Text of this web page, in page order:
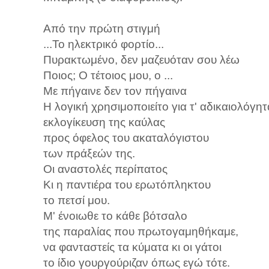
Από την πρώτη στιγμή
...Το ηλεκτρικό φορτίο...
Πυρακτωμένο, δεν μαζευόταν σου λέω
Ποιος; Ο τέτοιος μου, ο ...
Με πήγαινε δεν τον πήγαινα
Η λογική χρησιμοποιείτο για τ'
εκλογίκευση της καύλας
προς όφελος του ακαταλόγιστου
των πράξεών της.
Οι αναστολές περίπατος
Κι η παντιέρα του ερωτόπληκτου
το πετσί μου.
Μ' ένοιωθε το κάθε βότσαλο
της παραλίας που πρωτογαμηθήκαμε,
να φανταστείς τα κύματα κι οι γάτοι
το ίδιο γουργούριζαν όπως εγώ τότε.